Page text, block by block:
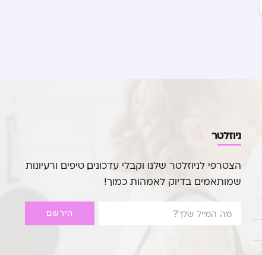
ניוזלטר
הצטרפי לניוזלטר שלנו וקבלי עדכונים, טיפים ורעיונות
שמותאמים בדיוק לאמהות כמוך!
הירשם